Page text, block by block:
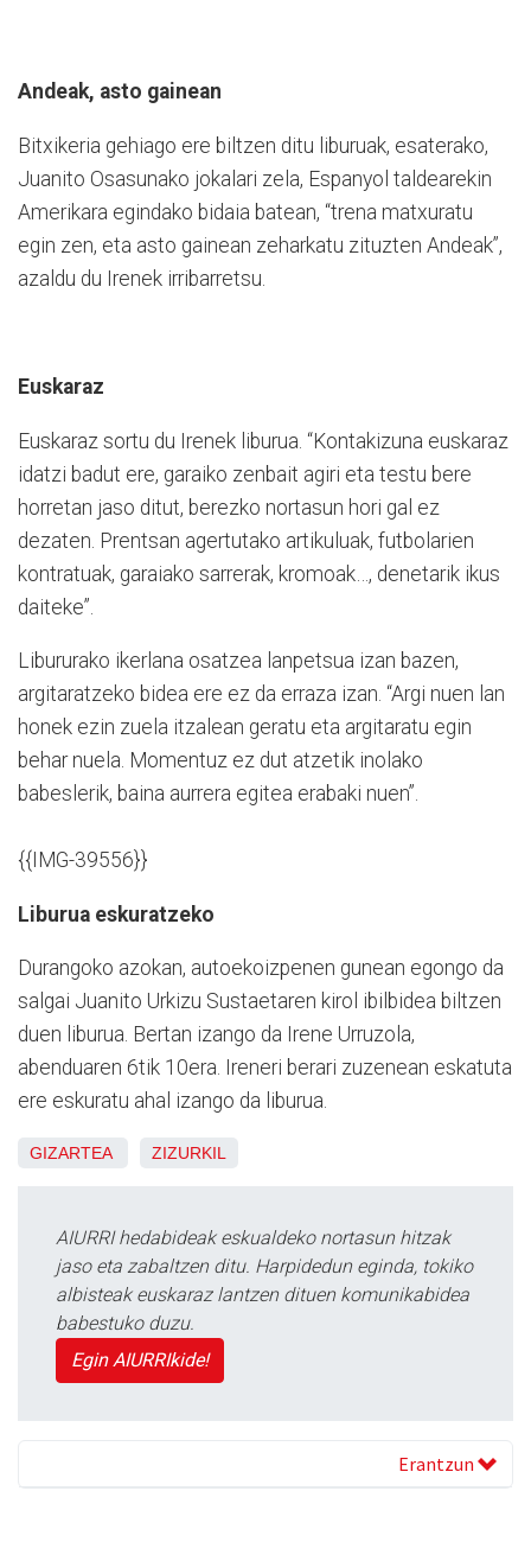
Andeak, asto gainean
Bitxikeria gehiago ere biltzen ditu liburuak, esaterako,
Juanito Osasunako jokalari zela, Espanyol taldearekin
Amerikara egindako bidaia batean, “trena matxuratu
egin zen, eta asto gainean zeharkatu zituzten Andeak”,
azaldu du Irenek irribarretsu.
Euskaraz
Euskaraz sortu du Irenek liburua. “Kontakizuna euskaraz
idatzi badut ere, garaiko zenbait agiri eta testu bere
horretan jaso ditut, berezko nortasun hori gal ez
dezaten. Prentsan agertutako artikuluak, futbolarien
kontratuak, garaiako sarrerak, kromoak…, denetarik ikus
daiteke”.
Libururako ikerlana osatzea lanpetsua izan bazen,
argitaratzeko bidea ere ez da erraza izan. “Argi nuen lan
honek ezin zuela itzalean geratu eta argitaratu egin
behar nuela. Momentuz ez dut atzetik inolako
babeslerik, baina aurrera egitea erabaki nuen”.
{{IMG-39556}}
Liburua eskuratzeko
Durangoko azokan, autoekoizpenen gunean egongo da
salgai Juanito Urkizu Sustaetaren kirol ibilbidea biltzen
duen liburua. Bertan izango da Irene Urruzola,
abenduaren 6tik 10era. Ireneri berari zuzenean eskatuta
ere eskuratu ahal izango da liburua.
GIZARTEA ZIZURKIL
AIURRI hedabideak eskualdeko nortasun hitzak
jaso eta zabaltzen ditu. Harpidedun eginda, tokiko
albisteak euskaraz lantzen dituen komunikabidea
babestuko duzu.
Egin AIURRIkide!
Erantzun